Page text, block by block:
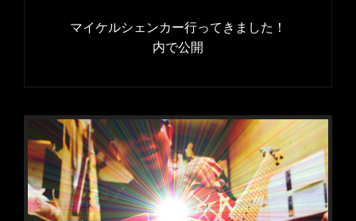
シ
ョ
ン
マイケルシェンカー行ってきました！
内で公開